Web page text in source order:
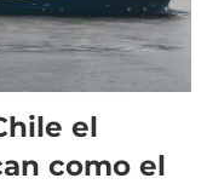
el
como el